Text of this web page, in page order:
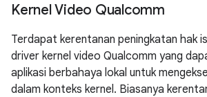
Kernel Video Qualcomm
Terdapat kerentanan peningkatan hak
driver kernel video Qualcomm yang
aplikasi berbahaya lokal untuk
dalam konteks kernel. Biasanya